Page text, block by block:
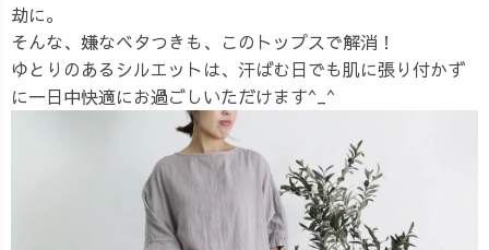
劫に。
そんな、嫌なベタつきも、このトップスで解消！
ゆとりのあるシルエットは、汗ばむ日でも肌に張り付かず
に一日中快適にお過ごしいただけます^_^